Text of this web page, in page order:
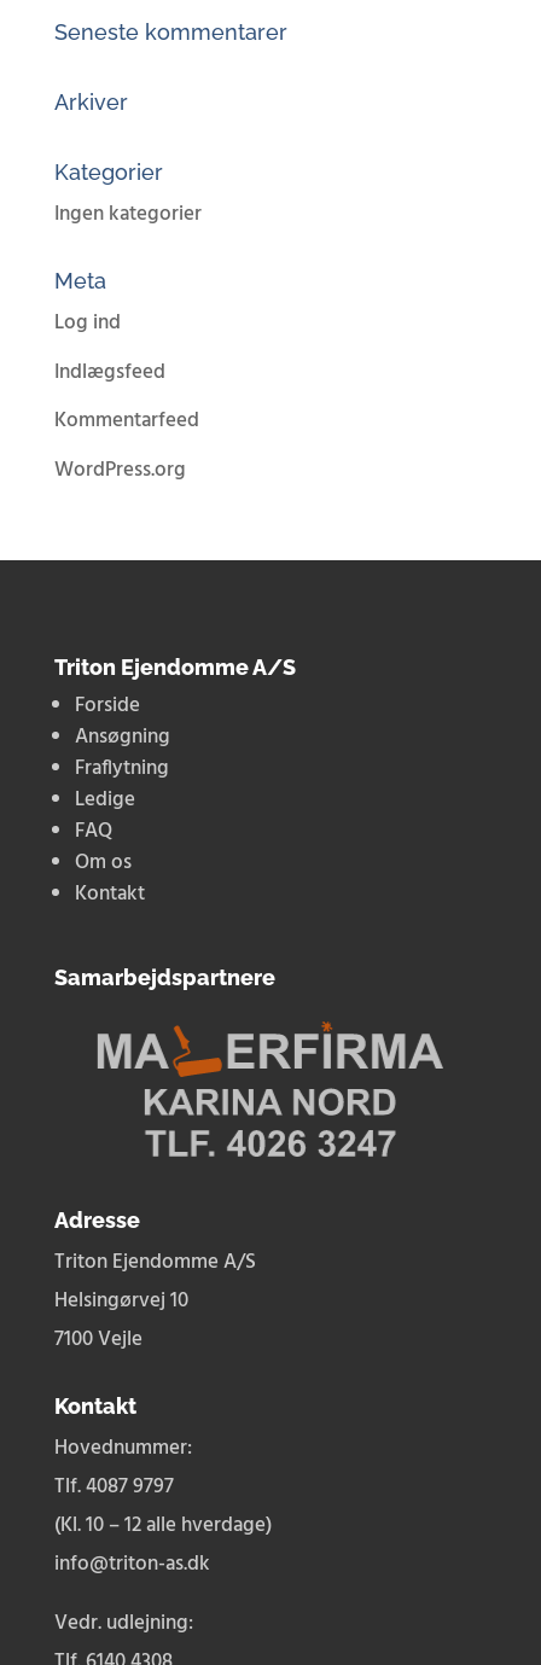
Seneste kommentarer
Arkiver
Kategorier
Ingen kategorier
Meta
Log ind
Indlægsfeed
Kommentarfeed
WordPress.org
Triton Ejendomme A/S
Forside
Ansøgning
Fraflytning
Ledige
FAQ
Om os
Kontakt
Samarbejdspartnere
Adresse
Triton Ejendomme A/S
Helsingørvej 10
7100 Vejle
Kontakt
Hovednummer:
Tlf. 4087 9797
(Kl. 10 – 12 alle hverdage)
info@triton-as.dk
Vedr. udlejning: